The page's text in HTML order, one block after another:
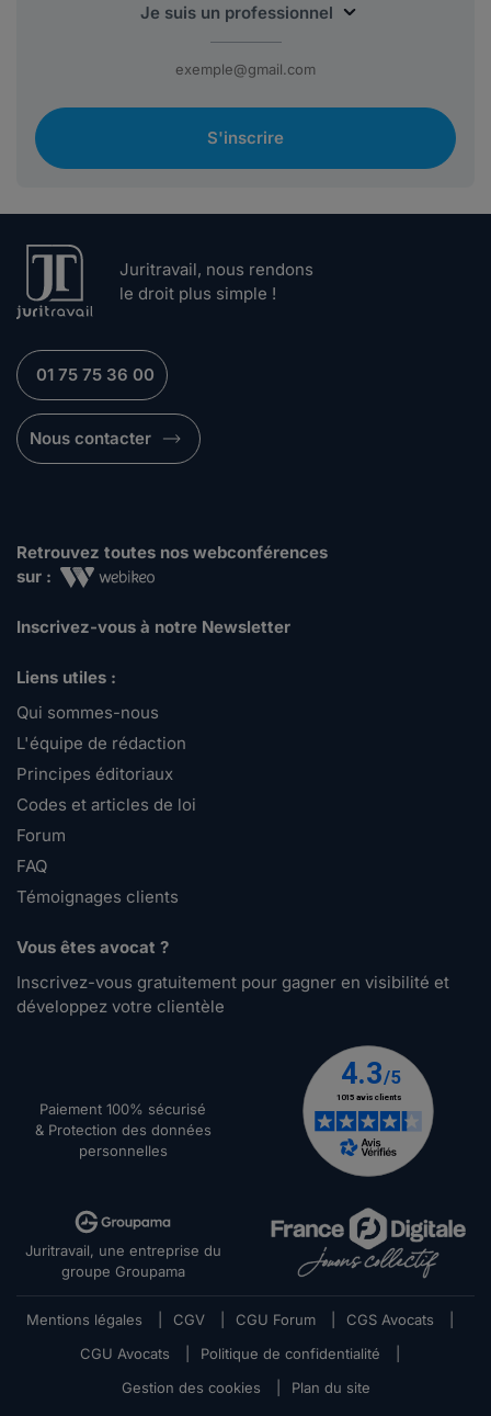
S'inscrire
Juritravail, nous rendons
le droit plus simple !
01 75 75 36 00
Nous contacter
Retrouvez toutes nos webconférences
sur :
Inscrivez-vous à notre Newsletter
Liens utiles :
Qui sommes-nous
L'équipe de rédaction
Principes éditoriaux
Codes et articles de loi
Forum
FAQ
Témoignages clients
Vous êtes avocat ?
Inscrivez-vous gratuitement pour gagner en visibilité et
développez votre clientèle
Paiement 100% sécurisé
& Protection des données
personnelles
Juritravail, une entreprise du
groupe Groupama
Mentions légales CGV CGU Forum CGS Avocats
CGU Avocats
Politique de confidentialité
Gestion des cookies
Plan du site